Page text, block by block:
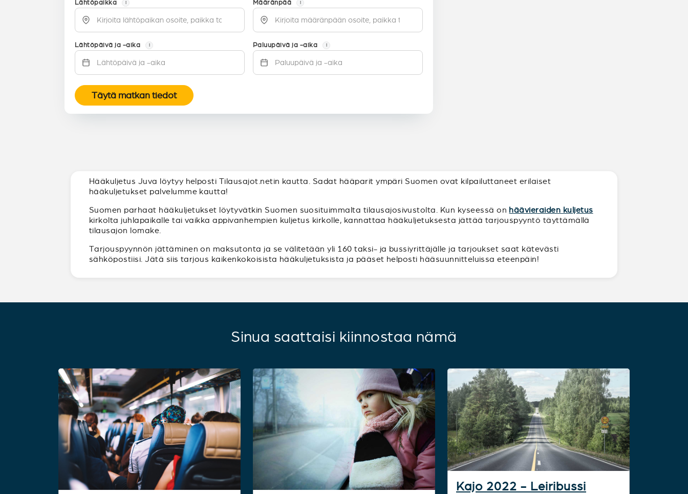
Lähtöpaikka i Määränpää i
Lähtöpäivä ja -aika i Paluupäivä ja -aika i
Täytä matkan tiedot
Hääkuljetus Juva löytyy helposti Tilausajot.netin kautta. Sadat hääparit ympäri Suomen ovat kilpailuttaneet erilaiset
hääkuljetukset palvelumme kautta!
Suomen parhaat hääkuljetukset löytyvätkin Suomen suosituimmalta tilausajosivustolta. Kun kyseessä on häävieraiden kuljetus
kirkolta juhlapaikalle tai vaikka appivanhempien kuljetus kirkolle, kannattaa hääkuljetuksesta jättää tarjouspyyntö täyttämällä
tilausajon lomake.
Tarjouspyynnön jättäminen on maksutonta ja se välitetään yli 160 taksi- ja bussiyrittäjälle ja tarjoukset saat kätevästi
sähköpostiisi. Jätä siis tarjous kaikenkokoisista hääkuljetuksista ja pääset helposti hääsuunnitteluissa eteenpäin!
Sinua saattaisi kiinnostaa nämä
Kajo 2022 - Leiribussi